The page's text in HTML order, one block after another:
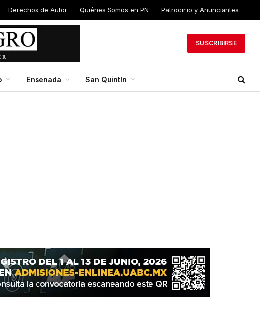
Derechos de Autor Quiénes Somos en PN Patrocinio y Anunciantes
SUSCRIBIRSE
Ensenada San Quintín